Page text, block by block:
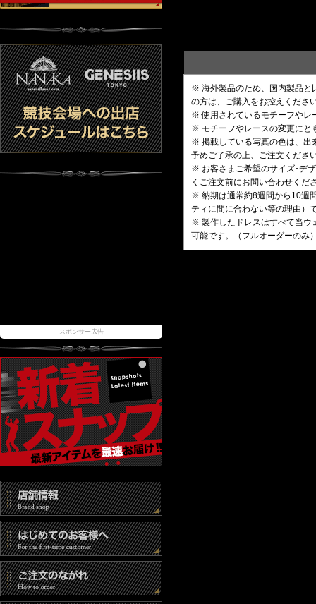
スポンサー広告
※ 海外製品のため、国内製品と
の方は、ご購入をお控えくださ
※ 使用されているモチーフやレ
※ モチーフやレースの変更にと
※ 掲載している写真の色は、出
予めご了承の上、ご注文くださ
※ お客さまご希望のサイズ･デ
くご注文前にお問い合わせくだ
※ 納期は通常約8週間から10週
ティに間に合わない等の理由）
※ 製作したドレスはすべて当ウ
可能です。（フルオーダーのみ